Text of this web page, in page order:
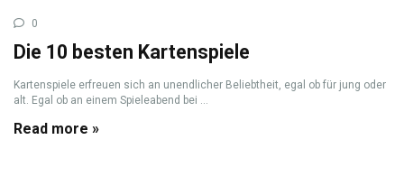
0
Die 10 besten Kartenspiele
Kartenspiele erfreuen sich an unendlicher Beliebtheit, egal ob für jung oder
alt. Egal ob an einem Spieleabend bei ...
Read more »